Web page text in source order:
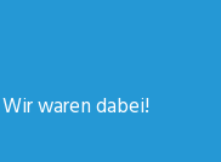
waren dabei!